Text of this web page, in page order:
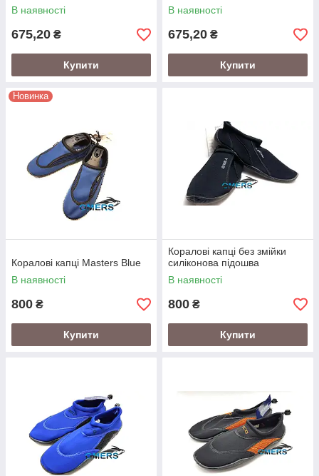
В наявності
675,20 ₴
Купити
В наявності
675,20 ₴
Купити
Новинка
Коралові капці Masters Blue
В наявності
800 ₴
Купити
Коралові капці без змійки
силіконова підошва
В наявності
800 ₴
Купити